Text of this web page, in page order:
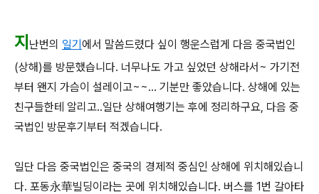
지 난번의 일기에서 말씀드렸다 싶이 행운스럽게 다음 중국법인
(상해)를 방문했습니다. 너무나도 가고 싶었던 상해라서~ 가기전
부터 왠지 가슴이 설레이고~~... 기분만 좋았습니다. 상해에 있는
친구들한테 알리고..일단 상해여행기는 후에 정리하구요, 다음 중
국법인 방문후기부터 적겠습니다.
일단 다음 중국법인은 중국의 경제적 중심인 상해에 위치해있습니
다. 포동永華빌딩이라는 곳에 위치해있습니다. 버스를 1번 갈아타